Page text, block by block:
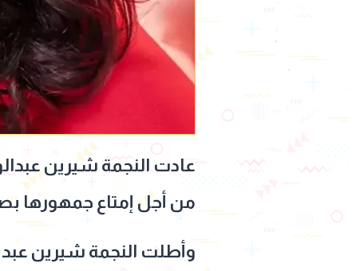
عادت النجمة شيرين
من أجل إمتاع جمهورها
وأطلت النجمة شيرين